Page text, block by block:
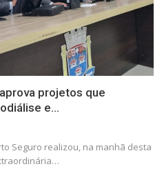
projetos que
e…
Seguro realizou, na manhã desta